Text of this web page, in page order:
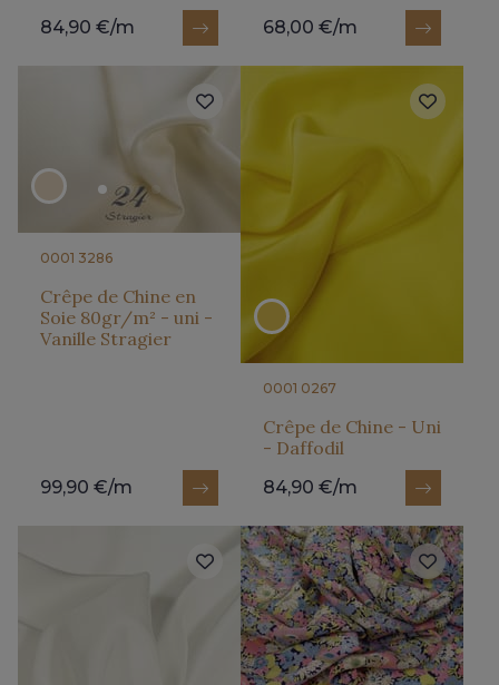
84,90 €/m 68,00 €/m
0001 3286
Crêpe de Chine en
Soie 80gr/m² - uni -
Vanille Stragier
99,90 €/m
0001 0267
Crêpe de Chine - Uni
- Daffodil
84,90 €/m